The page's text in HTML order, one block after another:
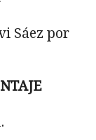
Sáez por